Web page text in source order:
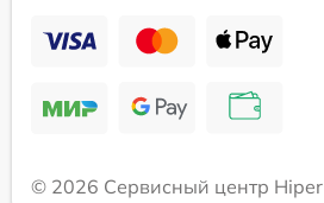
© 2026 Сервисный центр Hiper